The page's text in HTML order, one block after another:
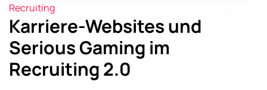
Recruiting
Karriere-Websites und
Serious Gaming im
Recruiting 2.0